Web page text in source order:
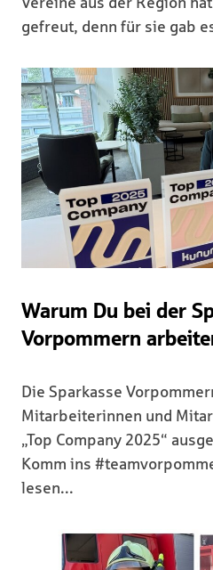
gefreut, denn für sie gab
Warum Du bei der
Vorpommern
Die Sparkasse
Mitarbeiterinnen und
„Top Company 2025“
Komm ins
lesen...